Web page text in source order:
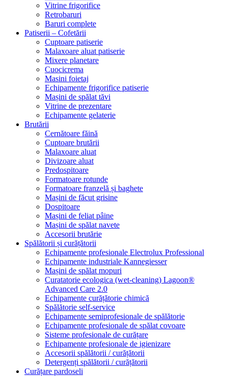
Vitrine frigorifice
Retrobaruri
Baruri complete
Patiserii – Cofetării
Cuptoare patiserie
Malaxoare aluat patiserie
Mixere planetare
Cuocicrema
Masini foietaj
Echipamente frigorifice patiserie
Mașini de spălat tăvi
Vitrine de prezentare
Echipamente gelaterie
Brutării
Cernătoare făină
Cuptoare brutării
Malaxoare aluat
Divizoare aluat
Predospitoare
Formatoare rotunde
Formatoare franzelă și baghete
Mașini de făcut grisine
Dospitoare
Mașini de feliat pâine
Mașini de spălat navete
Accesorii brutărie
Spălătorii și curățătorii
Echipamente profesionale Electrolux Professional
Echipamente industriale Kannegiesser
Mașini de spălat mopuri
Curatatorie ecologica (wet-cleaning) Lagoon®
Advanced Care 2.0
Echipamente curățătorie chimică
Spălătorie self-service
Echipamente semiprofesionale de spălătorie
Echipamente profesionale de spălat covoare
Sisteme profesionale de curățare
Echipamente profesionale de igienizare
Accesorii spălătorii / curățătorii
Detergenți spălătorii / curățătorii
Curățare pardoseli